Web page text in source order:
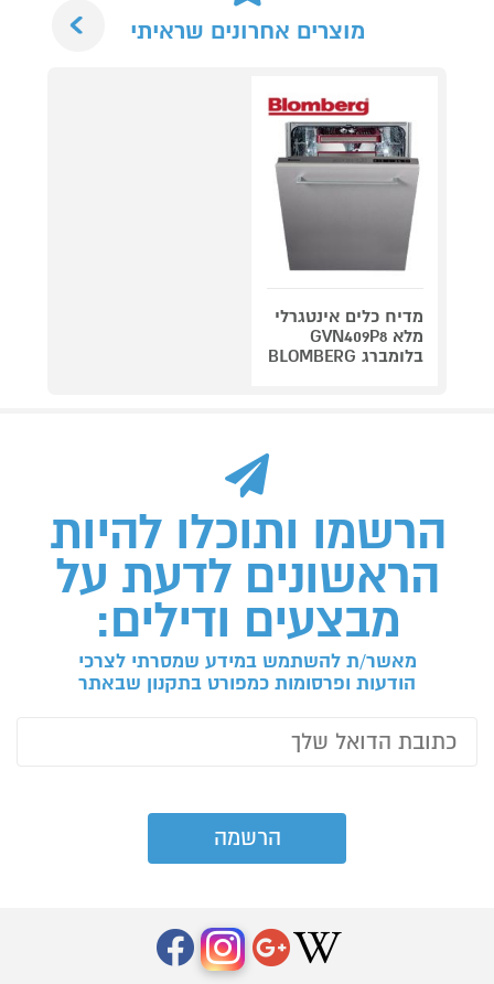
מוצרים אחרונים שראיתי
מדיח כלים אינטגרלי
מלא GVN409P8
בלומברג BLOMBERG
הרשמו ותוכלו להיות
הראשונים לדעת על
מבצעים ודילים:
מאשר/ת להשתמש במידע שמסרתי לצרכי
הודעות ופרסומות כמפורט בתקנון שבאתר